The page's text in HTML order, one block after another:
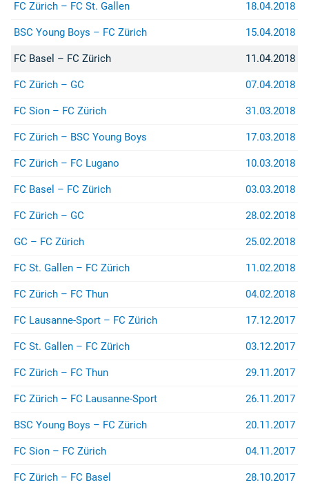
Empfänger
Zürcher Südkurve
8000 Zürich
...sind wir sehr dankbar.
(z.B. bei Stadion- oder
jurist@suedkurve.ch
FC Zürich – FC St. Gallen 18.04.2018
BSC Young Boys – FC Zürich 15.04.2018
FC Basel – FC Zürich 11.04.2018
FC Zürich – GC 07.04.2018
FC Sion – FC Zürich 31.03.2018
FC Zürich – BSC Young Boys 17.03.2018
FC Zürich – FC Lugano 10.03.2018
FC Basel – FC Zürich 03.03.2018
FC Zürich – GC 28.02.2018
GC – FC Zürich 25.02.2018
FC St. Gallen – FC Zürich 11.02.2018
FC Zürich – FC Thun 04.02.2018
FC Lausanne-Sport – FC Zürich 17.12.2017
FC St. Gallen – FC Zürich 03.12.2017
FC Zürich – FC Thun 29.11.2017
FC Zürich – FC Lausanne-Sport 26.11.2017
BSC Young Boys – FC Zürich 20.11.2017
FC Sion – FC Zürich 04.11.2017
FC Zürich – FC Basel 28.10.2017